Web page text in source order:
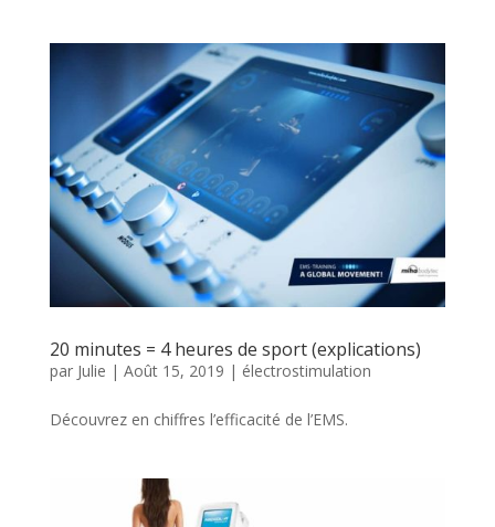
20 minutes = 4 heures de sport (explications)
par Julie | Août 15, 2019 | électrostimulation
Découvrez en chiffres l’efficacité de l’EMS.